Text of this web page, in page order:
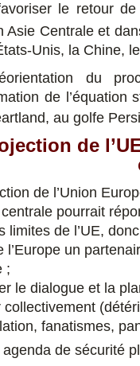
le retour
Asie Centrale et
Unis, la Chine,
du
de l’équation
au golfe
de
de l’Union
centrale pourrait
limites de l’UE,
l’Europe un
;
le dialogue et la
collectivement
fanatismes,
de sécurité